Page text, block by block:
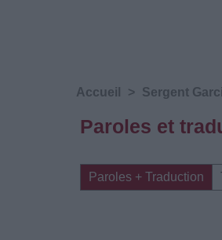
Accueil > Sergent
Paroles et
Paroles + Traduction